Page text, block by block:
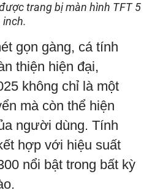
trang bị màn hình TFT 5
inch.
gọn gàng, cá tính
thiện hiện đại,
không chỉ là một
mà còn thể hiện
người dùng. Tính
hợp với hiệu suất
nổi bật trong bất kỳ